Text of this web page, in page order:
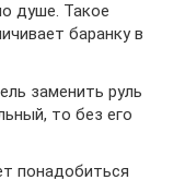
душе. Такое
баранку в
заменить руль
то без его
понадобиться